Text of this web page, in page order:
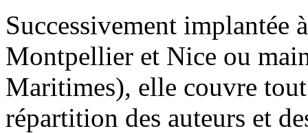
Successivement implantée
Montpellier et Nice ou
Maritimes), elle couvre
répartition des auteurs et